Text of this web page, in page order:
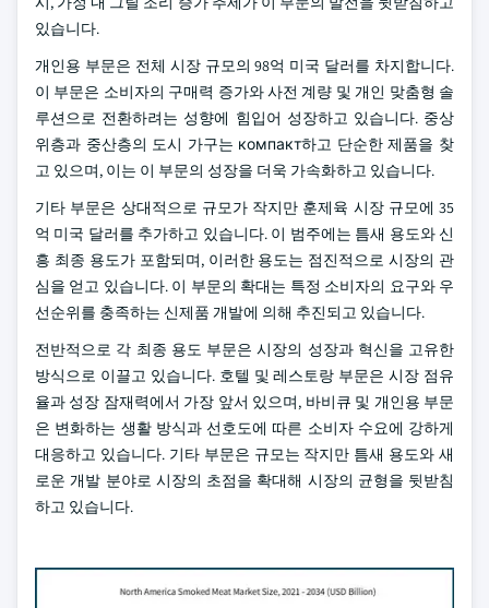
있습니다.
개인용 부문은 전체 시장 규모의 98억 미국 달러를 차지합니다.
이 부문은 소비자의 구매력 증가와 사전 계량 및 개인 맞춤형 솔
루션으로 전환하려는 성향에 힘입어 성장하고 있습니다. 중상
위층과 중산층의 도시 가구는 компакт하고 단순한 제품을 찾
고 있으며, 이는 이 부문의 성장을 더욱 가속화하고 있습니다.
기타 부문은 상대적으로 규모가 작지만 훈제육 시장 규모에 35
억 미국 달러를 추가하고 있습니다. 이 범주에는 틈새 용도와 신
흥 최종 용도가 포함되며, 이러한 용도는 점진적으로 시장의 관
심을 얻고 있습니다. 이 부문의 확대는 특정 소비자의 요구와 우
선순위를 충족하는 신제품 개발에 의해 추진되고 있습니다.
전반적으로 각 최종 용도 부문은 시장의 성장과 혁신을 고유한
방식으로 이끌고 있습니다. 호텔 및 레스토랑 부문은 시장 점유
율과 성장 잠재력에서 가장 앞서 있으며, 바비큐 및 개인용 부문
은 변화하는 생활 방식과 선호도에 따른 소비자 수요에 강하게
대응하고 있습니다. 기타 부문은 규모는 작지만 틈새 용도와 새
로운 개발 분야로 시장의 초점을 확대해 시장의 균형을 뒷받침
하고 있습니다.